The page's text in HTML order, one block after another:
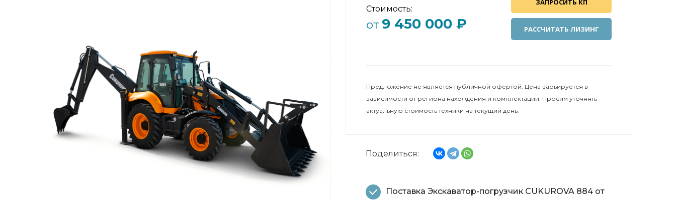
Стоимость:
от 9 450 000 ₽
ЗАПРОСИТЬ КП
РАССЧИТАТЬ ЛИЗИНГ
Предложение не является публичной офертой. Цена варьируется в
зависимости от региона нахождения и комплектации. Просим уточнять
актуальную стоимость техники на текущий день.
Поделиться:
Поставка Экскаватор-погрузчик CUKUROVA 884 от